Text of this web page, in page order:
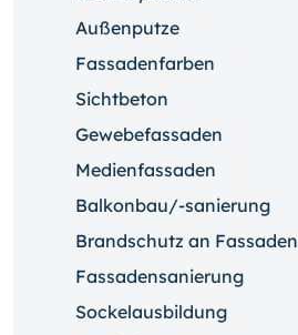
Außenputze
Fassadenfarben
Sichtbeton
Gewebefassaden
Medienfassaden
Balkonbau/-sanierung
Brandschutz an Fassaden
Fassadensanierung
Sockelausbildung